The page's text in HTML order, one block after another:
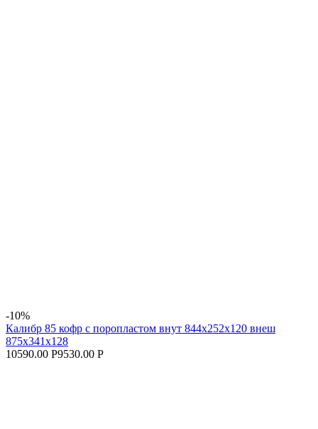
-10%
Калибр 85 кофр с поропластом внут 844х252х120 внеш
875х341х128
10590.00 Р9530.00 Р